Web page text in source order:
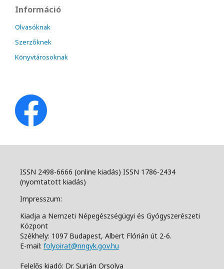
Információ
Olvasóknak
Szerzőknek
Könyvtárosoknak
ISSN 2498-6666 (online kiadás) ISSN 1786-2434
(nyomtatott kiadás)
Impresszum:
Kiadja a Nemzeti Népegészségügyi és Gyógyszerészeti
Központ
Székhely: 1097 Budapest, Albert Flórián út 2-6.
E-mail: folyoirat@nngyk.gov.hu
Felelős kiadó: Dr. Surján Orsolya